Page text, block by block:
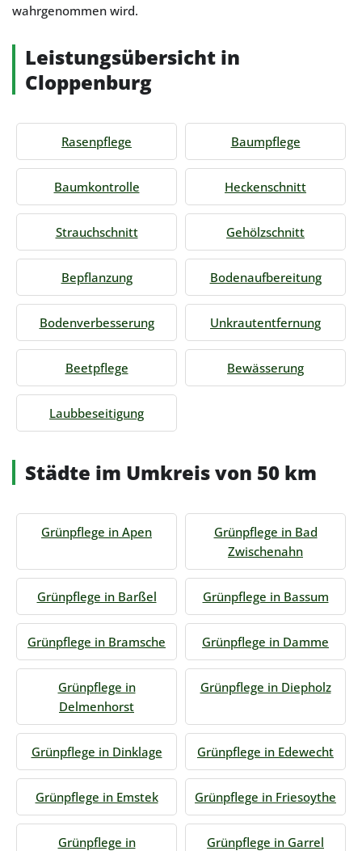
wahrgenommen wird.
Leistungsübersicht in
Cloppenburg
Rasenpflege Baumpflege
Baumkontrolle Heckenschnitt
Strauchschnitt Gehölzschnitt
Bepflanzung Bodenaufbereitung
Bodenverbesserung Unkrautentfernung
Beetpflege Bewässerung
Laubbeseitigung
Städte im Umkreis von 50 km
Grünpflege in Apen
Grünpflege in Bad
Zwischenahn
Grünpflege in Barßel Grünpflege in Bassum
Grünpflege in Bramsche Grünpflege in Damme
Grünpflege in
Delmenhorst
Grünpflege in Diepholz
Grünpflege in Dinklage Grünpflege in Edewecht
Grünpflege in Emstek Grünpflege in Friesoythe
Grünpflege in
Grünpflege in Garrel